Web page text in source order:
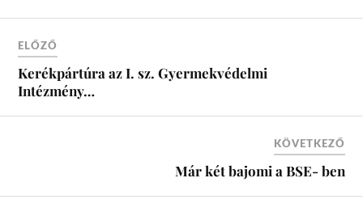
ELŐZŐ
Kerékpártúra az I. sz. Gyermekvédelmi
Intézmény…
KÖVETKEZŐ
Már két bajomi a BSE- ben